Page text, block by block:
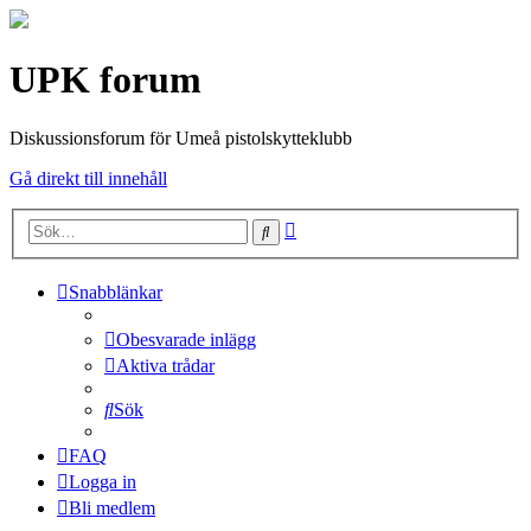
UPK forum
Diskussionsforum för Umeå pistolskytteklubb
Gå direkt till innehåll
Sök
Snabblänkar
Obesvarade inlägg
Aktiva trådar
Sök
FAQ
Logga in
Bli medlem